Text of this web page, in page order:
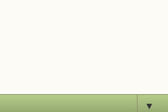
▼